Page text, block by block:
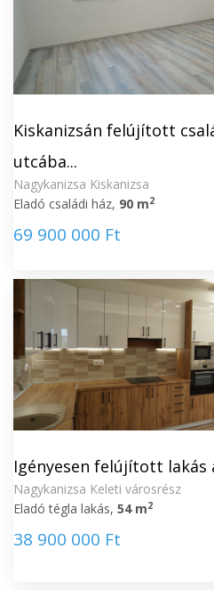
Kiskanizsán felújított
utcába...
Nagykanizsa Kiskanizsa
Eladó családi ház, 90 m2
69 900 000 Ft
Igényesen felújított lakás
Nagykanizsa Keleti városrész
Eladó tégla lakás, 54 m2
38 900 000 Ft